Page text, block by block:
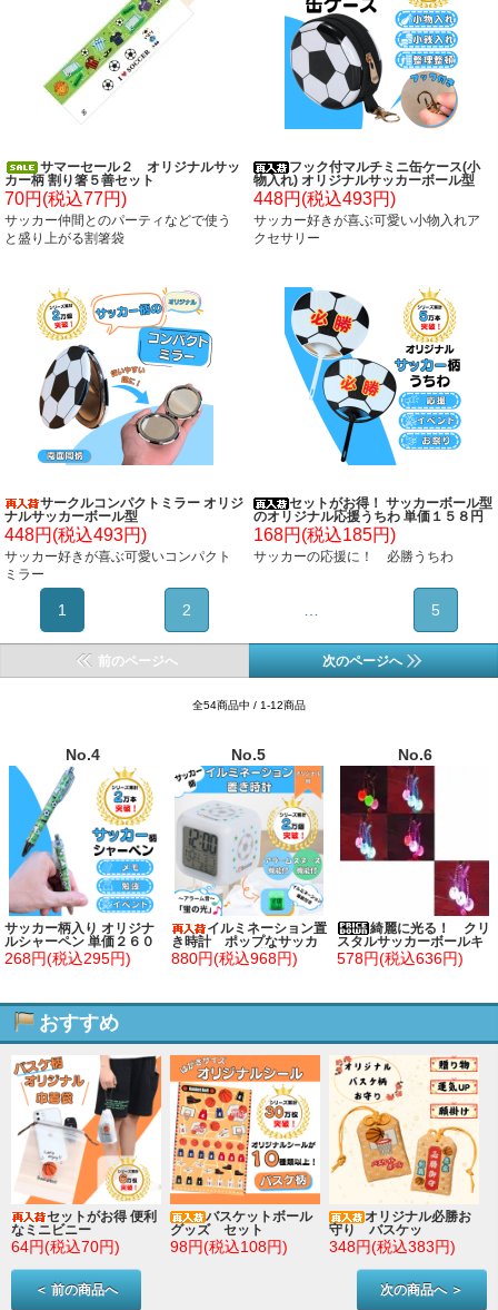
サマーセール２ オリジナルサッ
カー柄 割り箸５善セット
70円(税込77円)
サッカー仲間とのパーティなどで使う
と盛り上がる割箸袋
フック付マルチミニ缶ケース(小
物入れ) オリジナルサッカーボール型
448円(税込493円)
サッカー好きが喜ぶ可愛い小物入れア
クセサリー
サークルコンパクトミラー オリジ
ナルサッカーボール型
448円(税込493円)
サッカー好きが喜ぶ可愛いコンパクト
ミラー
セットがお得！ サッカーボール型
のオリジナル応援うちわ 単価１５８円
～
168円(税込185円)
サッカーの応援に！ 必勝うちわ
1 2 … 5
前のページへ 次のページへ
全54商品中 / 1-12商品
No.4
サッカー柄入り オリジナ
ルシャーペン 単価２６０
円～
268円(税込295円)
No.5
イルミネーション置
き時計 ポップなサッカ
ー柄 (スヌーズ機能付き)
880円(税込968円)
No.6
綺麗に光る！ クリ
スタルサッカーボールキ
ーホルダー １個
578円(税込636円)
おすすめ
セットがお得 便利
なミニビニー
64円(税込70円)
バスケットボール
グッズ セット
98円(税込108円)
オリジナル必勝お
守り バスケッ
348円(税込383円)
＜ 前の商品へ 次の商品へ ＞